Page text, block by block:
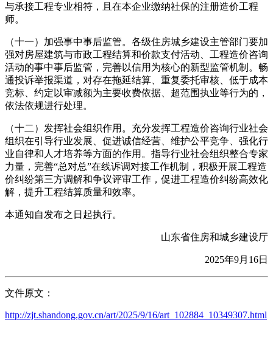
与承接工程专业相符，且在本企业缴纳社保的注册造价工程
师。
（十一）加强事中事后监管。各级住房城乡建设主管部门要加
强对房屋建筑与市政工程结算和价款支付活动、工程造价咨询
活动的事中事后监管，完善以信用为核心的新型监管机制。畅
通投诉举报渠道，对存在拖延结算、重复委托审核、低于成本
竞标、约定以审减额为主要收费依据、超范围执业等行为的，
依法依规进行处理。
（十二）发挥社会组织作用。充分发挥工程造价咨询行业社会
组织在引导行业发展、促进诚信经营、维护公平竞争、强化行
业自律和人才培养等方面的作用。指导行业社会组织整合专家
力量，完善“总对总”在线诉调对接工作机制，积极开展工程造
价纠纷第三方调解和争议评审工作，促进工程造价纠纷高效化
解，提升工程结算质量和效率。
本通知自发布之日起执行。
山东省住房和城乡建设厅
2025年9月16日
文件原文：
http://zjt.shandong.gov.cn/art/2025/9/16/art_102884_10349307.html